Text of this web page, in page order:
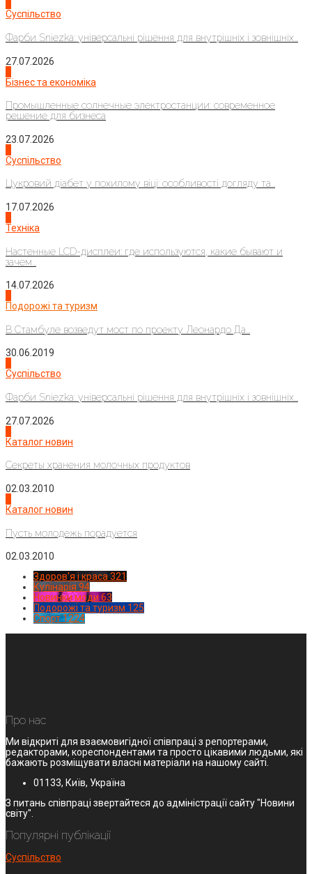
Суспільство
Фарби Sniezka: універсальні рішення для внутрішніх і зовнішніх...
27.07.2026
Бізнес та економіка
Промышленные солнечные электростанции: современное
решение для бизнеса
23.07.2026
Суспільство
Цукровий діабет у похилому віці: особливості догляду та...
17.07.2026
Техніка
Настенные LCD-дисплеи: где используются, какие бывают и
зачем...
14.07.2026
Подорожі та туризм
В Стамбуле возведут мост по проекту Леонардо Да...
30.06.2019
Суспільство
Фарби Sniezka: універсальні рішення для внутрішніх і зовнішніх...
27.07.2026
Каталог новин
Секреты хранения молочных продуктов
02.03.2010
Каталог новин
Пусть молодежь порадуется
02.03.2010
Здоров'я і краса 321
Кулінарія 94
Новинки моди 63
Подорожі та туризм 125
Спорт1224
Про нас
Ми відкриті для взаємовигідної співпраці з репортерами,
редакторами, кореспондентами та просто цікавими людьми, які
бажають розміщувати власні матеріали на нашому сайті.
01133, Київ, Україна
З питань співпраці звертайтеся до адміністрації сайту "Новини
світу".
Популярні публікації
Суспільство